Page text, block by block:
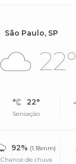
São Paulo, SP
22°
22°
Sensação
92% (1.18mm)
Chance de chuva